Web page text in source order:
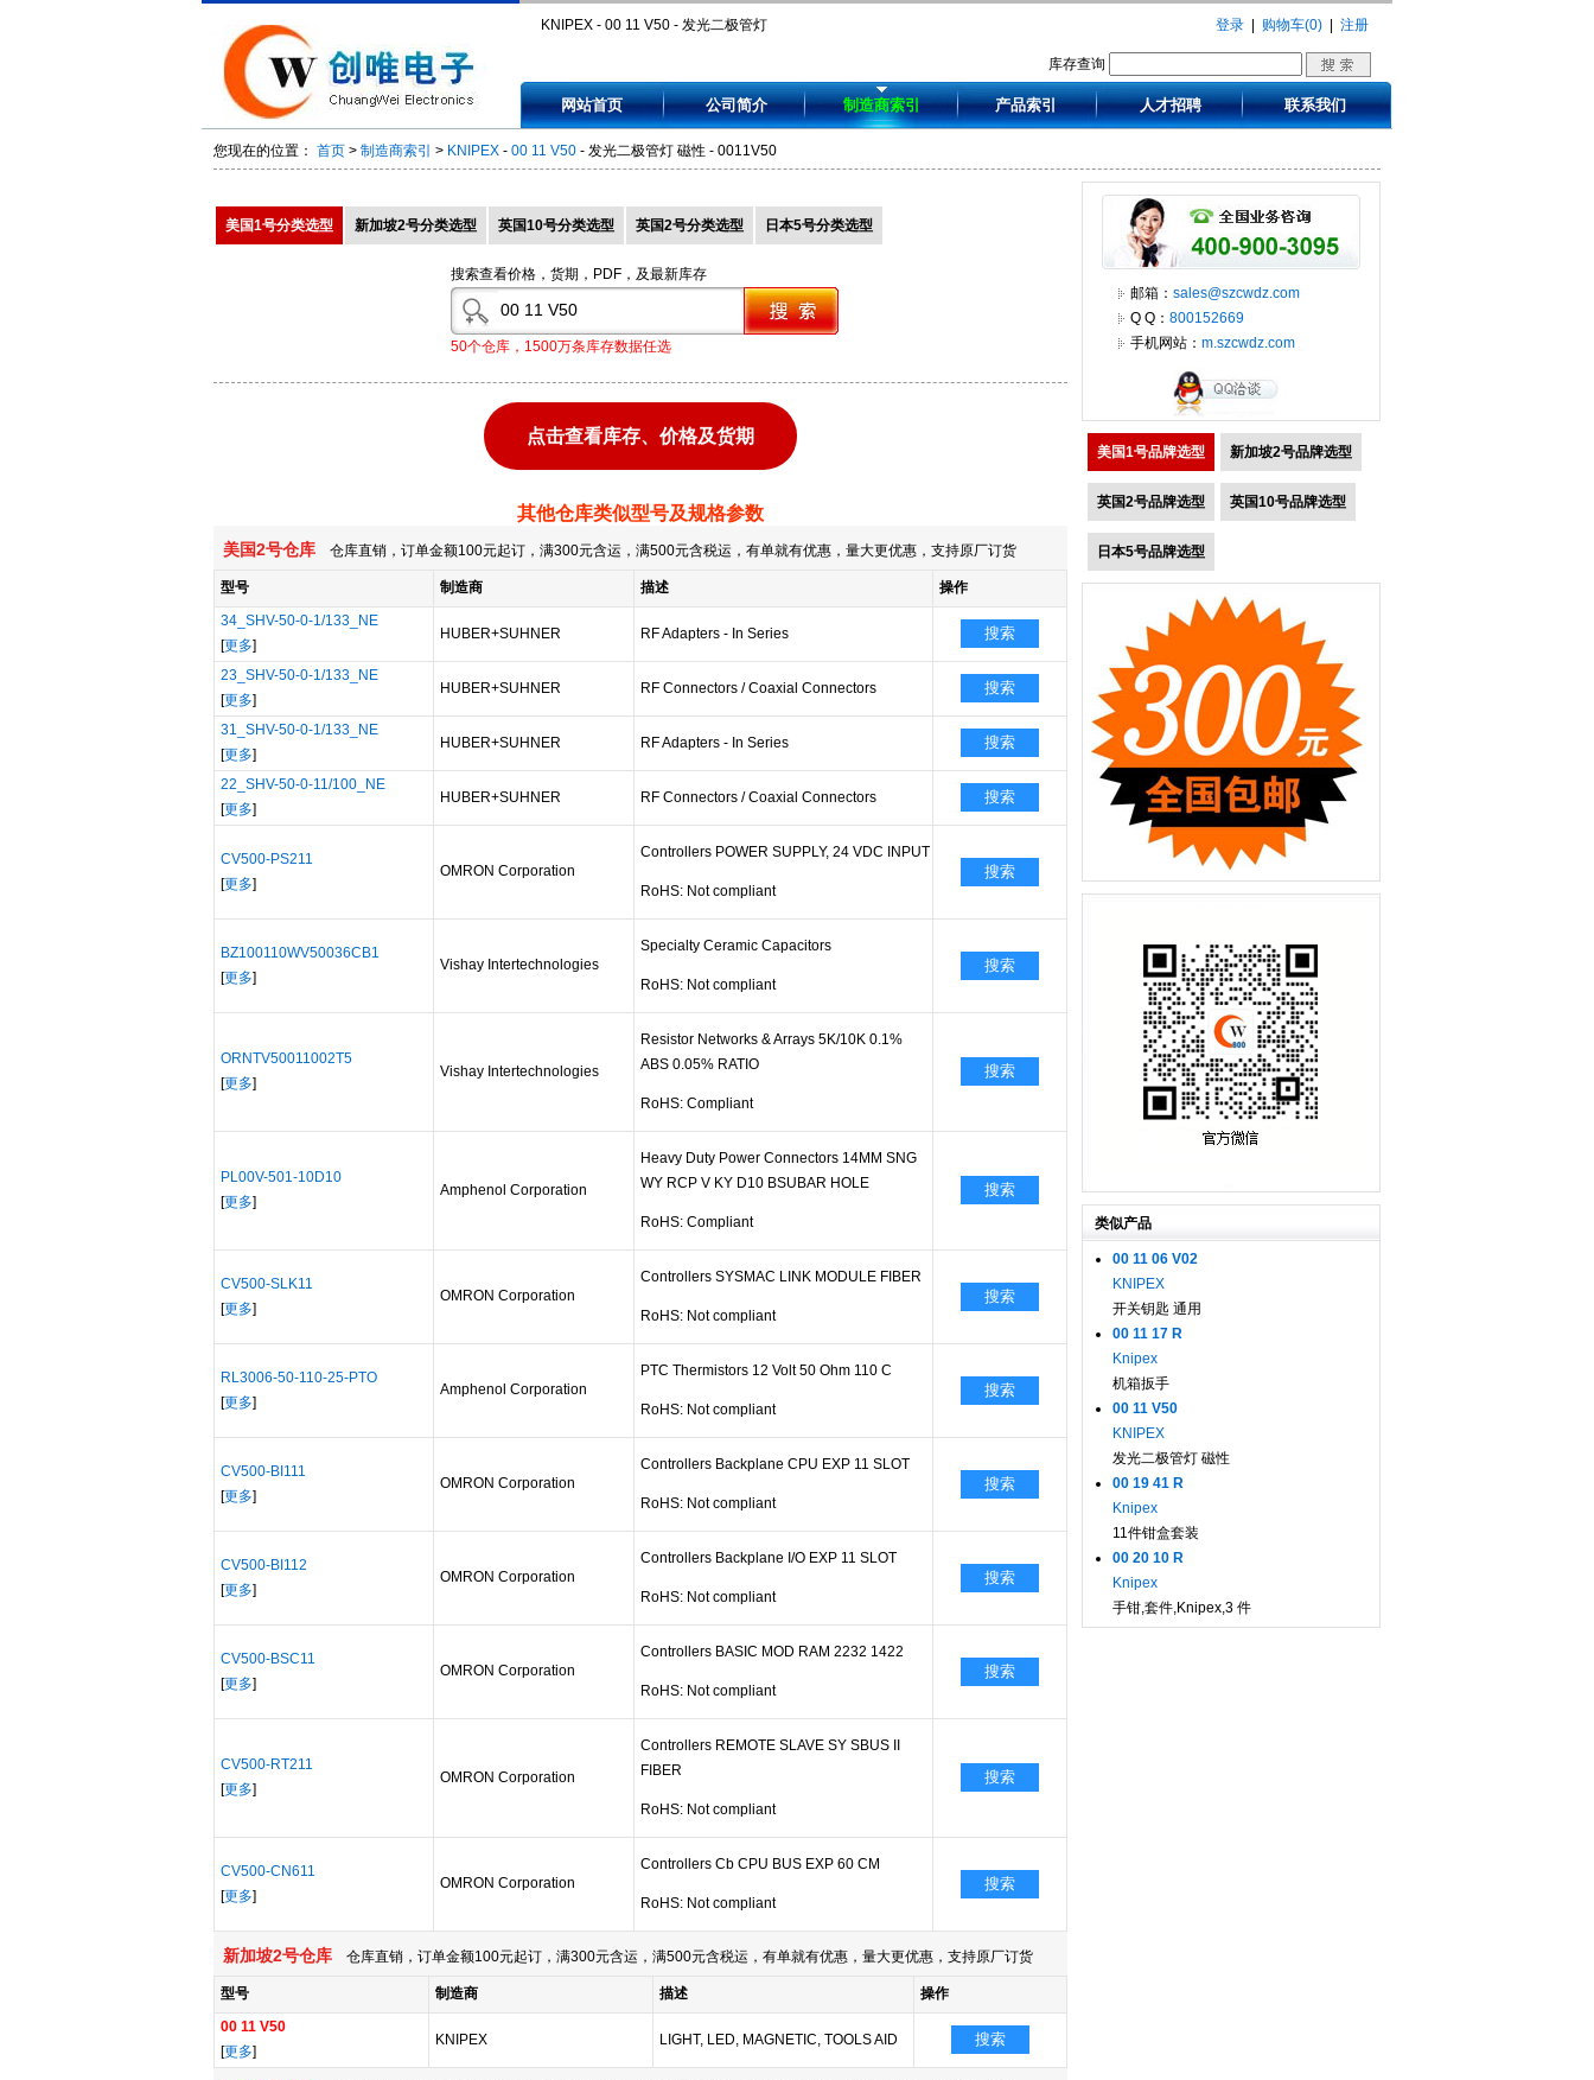
KNIPEX - 00 11 V50 - 发光二极管灯 登录 购物车(0) 注册
库存查询
网站首页 公司简介 制造商索引 产品索引 人才招聘 联系我们
您现在的位置： 首页 > 制造商索引 > KNIPEX - 00 11 V50 - 发光二极管灯 磁性 - 0011V50
美国1号分类选型 新加坡2号分类选型 英国10号分类选型 英国2号分类选型 日本5号分类选型
搜索查看价格，货期，PDF，及最新库存
50个仓库，1500万条库存数据任选
点击查看库存、价格及货期
其他仓库类似型号及规格参数
美国2号仓库 仓库直销，订单金额100元起订，满300元含运，满500元含税运，有单就有优惠，量大更优惠，支持原厂订货
型号 制造商 描述
操作
34_SHV-50-0-1/133_NE
[更多]
HUBER+SUHNER RF Adapters - In Series 搜索
23_SHV-50-0-1/133_NE
[更多]
HUBER+SUHNER RF Connectors / Coaxial Connectors 搜索
31_SHV-50-0-1/133_NE
[更多]
HUBER+SUHNER RF Adapters - In Series 搜索
22_SHV-50-0-11/100_NE
[更多]
HUBER+SUHNER RF Connectors / Coaxial Connectors 搜索
CV500-PS211
[更多]
OMRON Corporation
Controllers POWER SUPPLY, 24 VDC INPUT
RoHS: Not compliant
搜索
BZ100110WV50036CB1
[更多]
Vishay Intertechnologies
Specialty Ceramic Capacitors
RoHS: Not compliant
搜索
ORNTV50011002T5
[更多]
Vishay Intertechnologies
Resistor Networks & Arrays 5K/10K 0.1%
ABS 0.05% RATIO
RoHS: Compliant
搜索
PL00V-501-10D10
[更多]
Amphenol Corporation
Heavy Duty Power Connectors 14MM SNG
WY RCP V KY D10 BSUBAR HOLE
RoHS: Compliant
搜索
CV500-SLK11
[更多]
OMRON Corporation
Controllers SYSMAC LINK MODULE FIBER
RoHS: Not compliant
搜索
RL3006-50-110-25-PTO
[更多]
Amphenol Corporation
PTC Thermistors 12 Volt 50 Ohm 110 C
RoHS: Not compliant
搜索
CV500-BI111
[更多]
OMRON Corporation
Controllers Backplane CPU EXP 11 SLOT
RoHS: Not compliant
搜索
CV500-BI112
[更多]
OMRON Corporation
Controllers Backplane I/O EXP 11 SLOT
RoHS: Not compliant
搜索
CV500-BSC11
[更多]
OMRON Corporation
Controllers BASIC MOD RAM 2232 1422
RoHS: Not compliant
搜索
CV500-RT211
[更多]
OMRON Corporation
Controllers REMOTE SLAVE SY SBUS II
FIBER
RoHS: Not compliant
搜索
CV500-CN611
[更多]
OMRON Corporation
Controllers Cb CPU BUS EXP 60 CM
RoHS: Not compliant
搜索
新加坡2号仓库 仓库直销，订单金额100元起订，满300元含运，满500元含税运，有单就有优惠，量大更优惠，支持原厂订货
型号 制造商 描述
操作
00 11 V50
[更多]
KNIPEX LIGHT, LED, MAGNETIC, TOOLS AID 搜索
邮箱： sales@szcwdz.com
Q Q： 800152669
手机网站： m.szcwdz.com
美国1号品牌选型 新加坡2号品牌选型
英国2号品牌选型 英国10号品牌选型
日本5号品牌选型
类似产品
00 11 06 V02
KNIPEX
开关钥匙 通用
00 11 17 R
Knipex
机箱扳手
00 11 V50
KNIPEX
发光二极管灯 磁性
00 19 41 R
Knipex
11件钳盒套装
00 20 10 R
Knipex
手钳,套件,Knipex,3 件